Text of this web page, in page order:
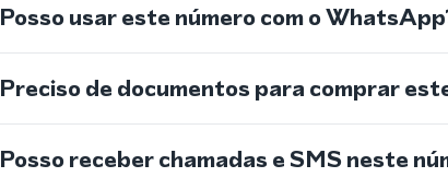
Posso usar este número com o
Preciso de documentos para comprar
Posso receber chamadas e SMS neste